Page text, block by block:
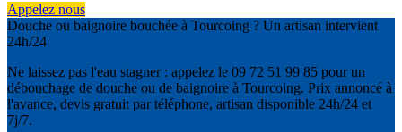
Appelez nous
Douche ou baignoire bouchée à Tourcoing ? Un artisan intervient
24h/24
Ne laissez pas l'eau stagner : appelez le 09 72 51 99 85 pour un
débouchage de douche ou de baignoire à Tourcoing. Prix annoncé à
l'avance, devis gratuit par téléphone, artisan disponible 24h/24 et
7j/7.